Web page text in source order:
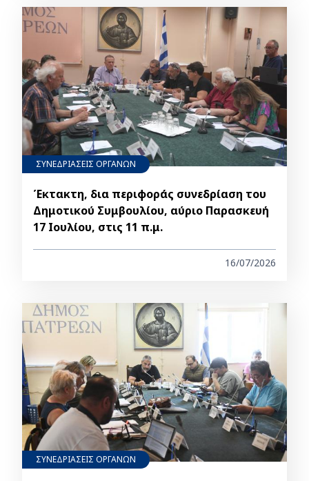
ΣΥΝΕΔΡΙΑΣΕΙΣ ΟΡΓΑΝΩΝ
Έκτακτη, δια περιφοράς συνεδρίαση του
Δημοτικού Συμβουλίου, αύριο Παρασκευή
17 Ιουλίου, στις 11 π.μ.
16/07/2026
ΣΥΝΕΔΡΙΑΣΕΙΣ ΟΡΓΑΝΩΝ